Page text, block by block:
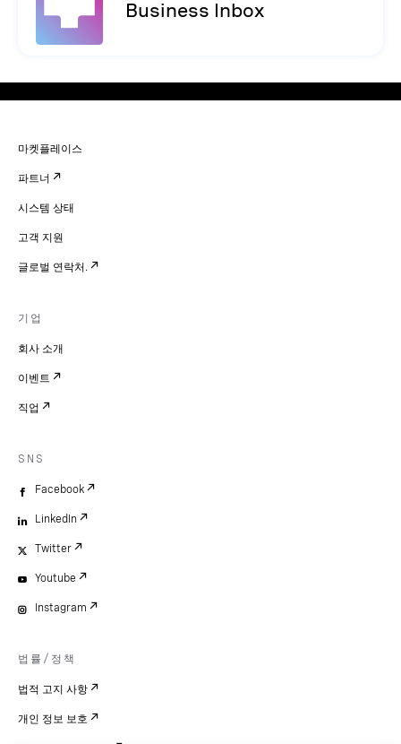
Business Inbox
마켓플레이스
파트너
시스템 상태
고객 지원
글로벌 연락처.
기업
회사 소개
이벤트
직업
SNS
Facebook
LinkedIn
Twitter
Youtube
Instagram
법률/정책
법적 고지 사항
개인 정보 보호